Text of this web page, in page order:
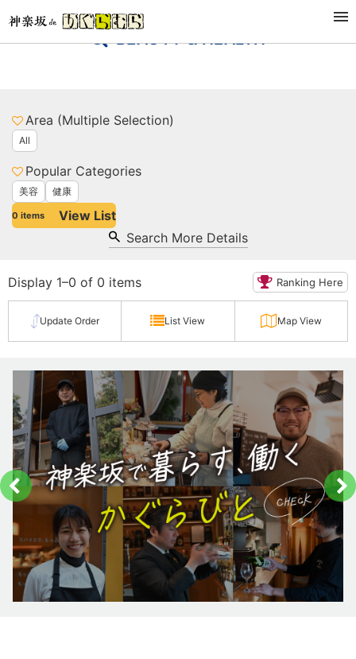
BEAUTY & HEALTH
Area (Multiple Selection)
All
Popular Categories
美容 健康
0 items View List
Search More Details
Display 1–0 of 0 items Ranking Here
Update Order List View Map View